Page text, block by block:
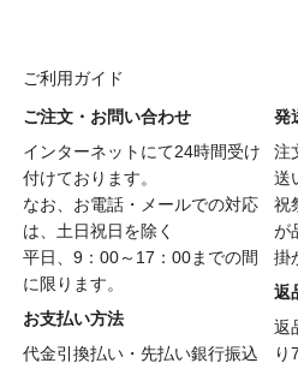
ご利用ガイド
ご注文・お問い合わせ
インターネットにて24時間受け
付けております。
なお、お電話・メールでの対応
は、土日祝日を除く
平日、9：00～17：00までの間
に限ります。
お支払い方法
代金引換払い・先払い銀行振込
発
注
送
祝
が
掛
返
返
り